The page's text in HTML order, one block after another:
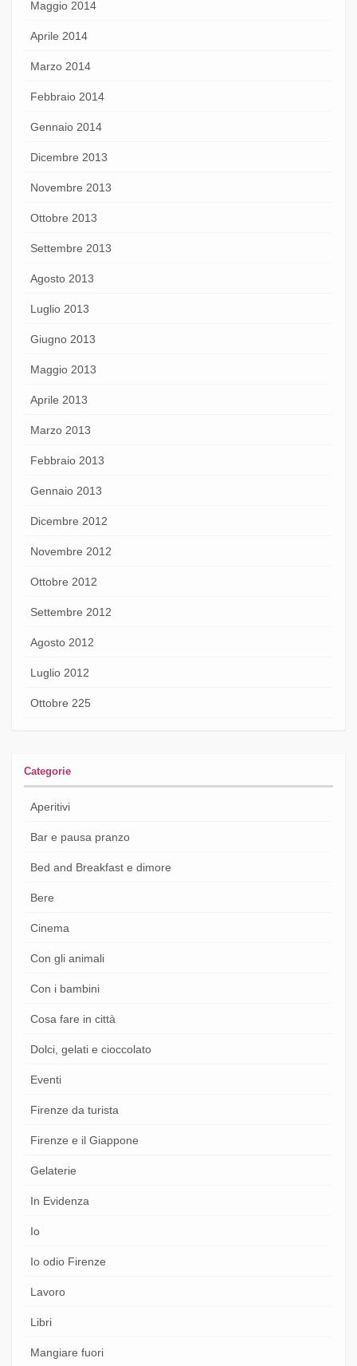
Maggio 2014
Aprile 2014
Marzo 2014
Febbraio 2014
Gennaio 2014
Dicembre 2013
Novembre 2013
Ottobre 2013
Settembre 2013
Agosto 2013
Luglio 2013
Giugno 2013
Maggio 2013
Aprile 2013
Marzo 2013
Febbraio 2013
Gennaio 2013
Dicembre 2012
Novembre 2012
Ottobre 2012
Settembre 2012
Agosto 2012
Luglio 2012
Ottobre 225
Categorie
Aperitivi
Bar e pausa pranzo
Bed and Breakfast e dimore
Bere
Cinema
Con gli animali
Con i bambini
Cosa fare in città
Dolci, gelati e cioccolato
Eventi
Firenze da turista
Firenze e il Giappone
Gelaterie
In Evidenza
Io
Io odio Firenze
Lavoro
Libri
Mangiare fuori